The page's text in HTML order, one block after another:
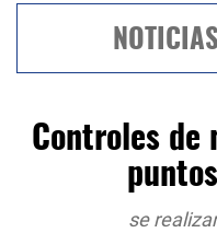
Controles de
se